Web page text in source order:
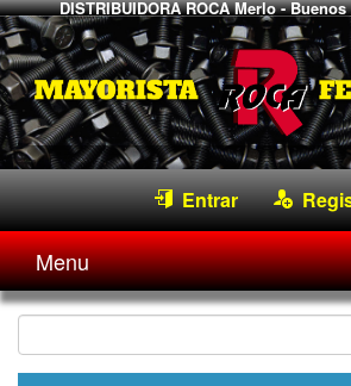
DISTRIBUIDORA ROCA Merlo -
Entrar
Menu